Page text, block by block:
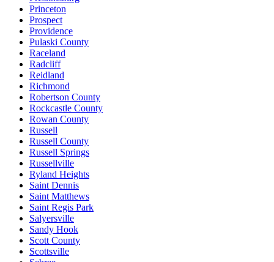
Princeton
Prospect
Providence
Pulaski County
Raceland
Radcliff
Reidland
Richmond
Robertson County
Rockcastle County
Rowan County
Russell
Russell County
Russell Springs
Russellville
Ryland Heights
Saint Dennis
Saint Matthews
Saint Regis Park
Salyersville
Sandy Hook
Scott County
Scottsville